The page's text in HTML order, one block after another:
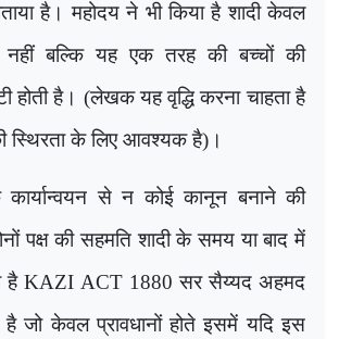
है। महोदय ने भी किया है शादी केवल
नहीं बल्कि यह एक तरह की बच्चों की
होती है। (लेखक यह वृद्धि करना चाहता है
स्थिरता के लिए आवश्यक है)।
से न कोई कानून बनाने की
पक्ष की सहमति शादी के समय या बाद में
हैKAZI ACT 1880 सर सैय्यद अहमद
है जो केवल प्रावधानों होते इसमें यदि इस